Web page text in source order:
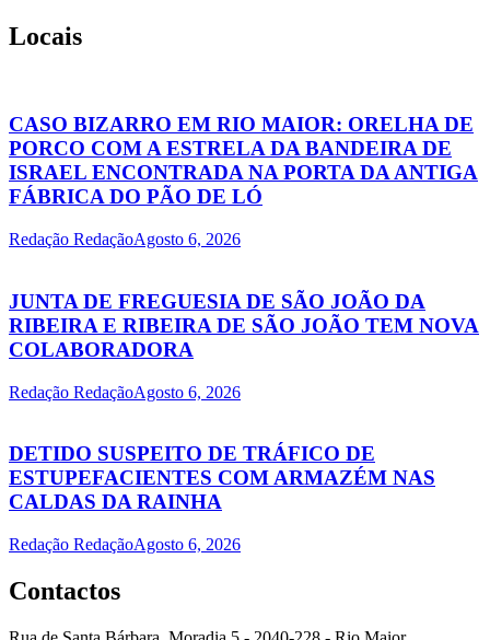
Locais
CASO BIZARRO EM RIO MAIOR: ORELHA DE
PORCO COM A ESTRELA DA BANDEIRA DE
ISRAEL ENCONTRADA NA PORTA DA ANTIGA
FÁBRICA DO PÃO DE LÓ
Redação RedaçãoAgosto 6, 2026
JUNTA DE FREGUESIA DE SÃO JOÃO DA
RIBEIRA E RIBEIRA DE SÃO JOÃO TEM NOVA
COLABORADORA
Redação RedaçãoAgosto 6, 2026
DETIDO SUSPEITO DE TRÁFICO DE
ESTUPEFACIENTES COM ARMAZÉM NAS
CALDAS DA RAINHA
Redação RedaçãoAgosto 6, 2026
Contactos